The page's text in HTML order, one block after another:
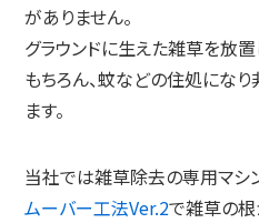
がありません。
グラウンドに生えた雑草を放置
もちろん、蚊などの住処にな
ます。
当社では雑草除去の専用マシ
ムーバー工法Ver.2で雑草の根